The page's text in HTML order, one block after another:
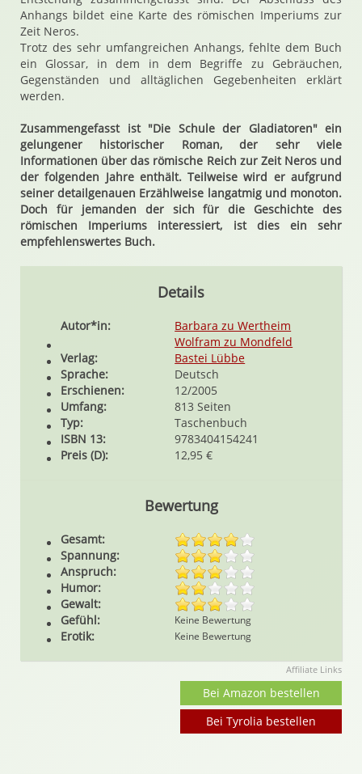
Anhangs bildet eine Karte des römischen Imperiums zur
Zeit Neros.
Trotz des sehr umfangreichen Anhangs, fehlte dem Buch
ein Glossar, in dem in dem Begriffe zu Gebräuchen,
Gegenständen und alltäglichen Gegebenheiten erklärt
werden.
Zusammengefasst ist "Die Schule der Gladiatoren" ein
gelungener historischer Roman, der sehr viele
Informationen über das römische Reich zur Zeit Neros und
der folgenden Jahre enthält. Teilweise wird er aufgrund
seiner detailgenauen Erzählweise langatmig und monoton.
Doch für jemanden der sich für die Geschichte des
römischen Imperiums interessiert, ist dies ein sehr
empfehlenswertes Buch.
Details
Autor*in:
Barbara zu Wertheim
Wolfram zu Mondfeld
Verlag:
Bastei Lübbe
Sprache:
Deutsch
Erschienen:
12/2005
Umfang:
813 Seiten
Typ:
Taschenbuch
ISBN 13:
9783404154241
Preis (D):
12,95 €
Bewertung
Gesamt:
Spannung:
Anspruch:
Humor:
Gewalt:
Gefühl:
Keine Bewertung
Erotik: Keine Bewertung
Affiliate Links
Bei Amazon bestellen
Bei Tyrolia bestellen